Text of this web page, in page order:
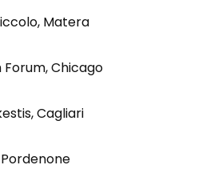
Matera
Forum, Chicago
Cagliari